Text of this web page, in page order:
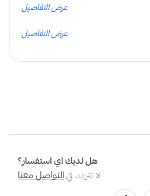
عرض التفاصيل
عرض التفاصيل
هل لديك اي استفسار؟
لا تتردد فيالتواصل معنا